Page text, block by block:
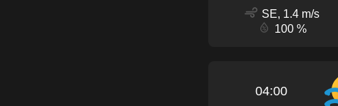
SE, 1.4 m/s
100 %
04:00